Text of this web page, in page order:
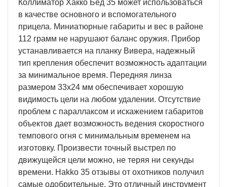
Коллиматор Хакко Бед 35 может использоваться
в качестве основного и вспомогательного
прицела. Миниатюрные габариты и вес в районе
112 грамм не нарушают баланс оружия. Прибор
устанавливается на планку Вивера, надежный
тип крепления обеспечит возможность адаптации
за минимальное время. Передняя линза
размером 33х24 мм обеспечивает хорошую
видимость цели на любом удалении. Отсутствие
проблем с параллаксом и искажением габаритов
объектов дает возможность ведения скоростного
темпового огня с минимальным временем на
изготовку. Произвести точный выстрел по
движущейся цели можно, не теряя ни секунды
времени. Hakko 35 отзывы от охотников получил
самые одобрительные. Это отличный инструмент